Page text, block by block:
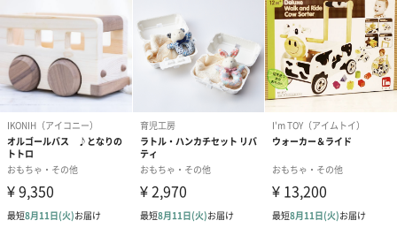
思います。
特別な日の贈り物に、、
お子様用のプレゼントにはもちろん、離れて暮らすお孫さんやご
友人のプレゼントにもおすすめです。
お誕生日やクリスマスなど特別な日の贈り物にいかがでしょう